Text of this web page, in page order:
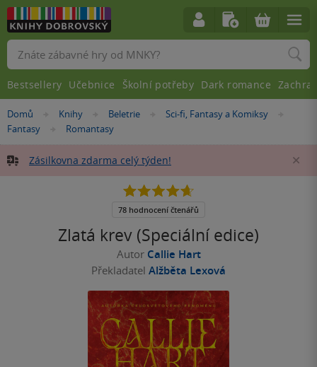
Nacházíte
se
Domů »
Knihy »Beletrie »
Sci-fi, Fantasy a Komiksy
Fantasy »
Romantasy
Zásilkovna zdarma celý týden!
Zlatá krev (Speciální edice)
Autor Callie Hart
Překladatel Alžběta Lexová
4.7
5
78 hodnocení čtenářů
Vyhledávání
Bestsellery Učebnice Školní potřeby Dark romance